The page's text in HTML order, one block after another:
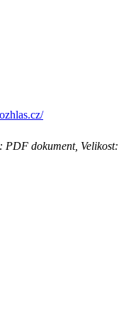
PDF dokument, Velikost: